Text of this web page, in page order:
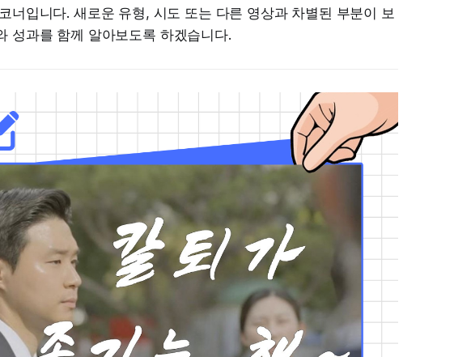
너입니다. 새로운 유형, 시도 또는 다른 영상과 차별된 부분이 보
성과를 함께 알아보도록 하겠습니다.